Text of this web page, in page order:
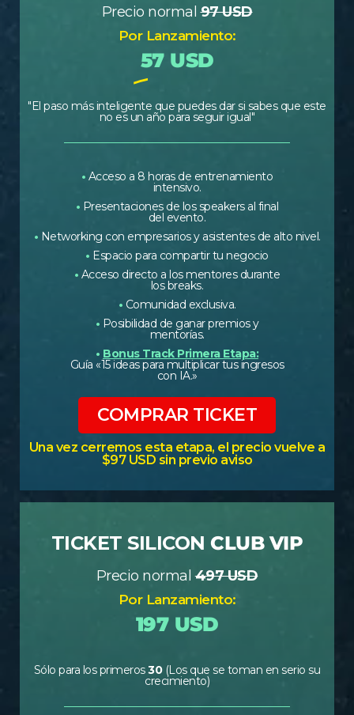
Precio normal97 USD
Por Lanzamiento:
57 USD
"El paso más inteligente que puedes dar si sabes que este
no es un año para seguir igual"
• Acceso a 8 horas de entrenamiento
intensivo.
• Presentaciones de los speakers al final
del evento.
• Networking con empresarios y asistentes de alto nivel.
• Espacio para compartir tu negocio
• Acceso directo a los mentores durante
los breaks.
• Comunidad exclusiva.
• Posibilidad de ganar premios y
mentorías.
• Bonus Track Primera Etapa:
Guía «15 ideas para multiplicar tus ingresos
con IA.»
COMPRAR TICKET
Una vez cerremos esta etapa, el precio vuelve a
$97 USD sin previo aviso
TICKET SILICON CLUB VIP
Precio normal497 USD
Por Lanzamiento:
197 USD
Sólo para los primeros30(Los que se toman en serio su
crecimiento)